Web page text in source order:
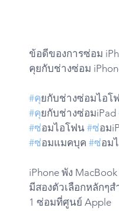
ข้อดีของการซ่อม
คุยกับช่างซ่อม
#คยกับช่างซ่อมไอโ
#คุยกับช่างซ่อมiPad
#ซ่อมไอโฟน #ซอม
#ซ่อมแมคบุค #ซอม
iPhone พัง
มีสองตัวเลือกหลักๆ
1 ซ่อมที่ศูนย์ Apple